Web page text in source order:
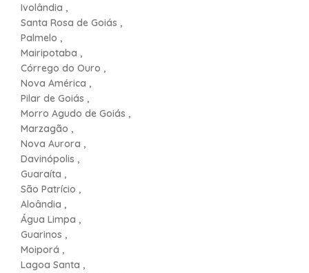
Ivolândia ,
Santa Rosa de Goiás ,
Palmelo ,
Mairipotaba ,
Córrego do Ouro ,
Nova América ,
Pilar de Goiás ,
Morro Agudo de Goiás ,
Marzagão ,
Nova Aurora ,
Davinópolis ,
Guaraíta ,
São Patrício ,
Aloândia ,
Água Limpa ,
Guarinos ,
Moiporá ,
Lagoa Santa ,